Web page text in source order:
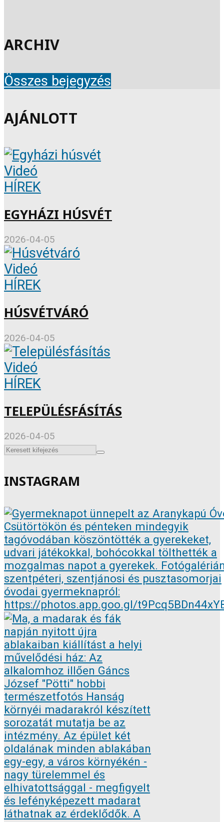
ARCHIV
Összes bejegyzés
AJÁNLOTT
Videó
HÍREK
EGYHÁZI HÚSVÉT
2026-04-05
Videó
HÍREK
HÚSVÉTVÁRÓ
2026-04-05
Videó
HÍREK
TELEPÜLÉSFÁSÍTÁS
2026-04-05
INSTAGRAM